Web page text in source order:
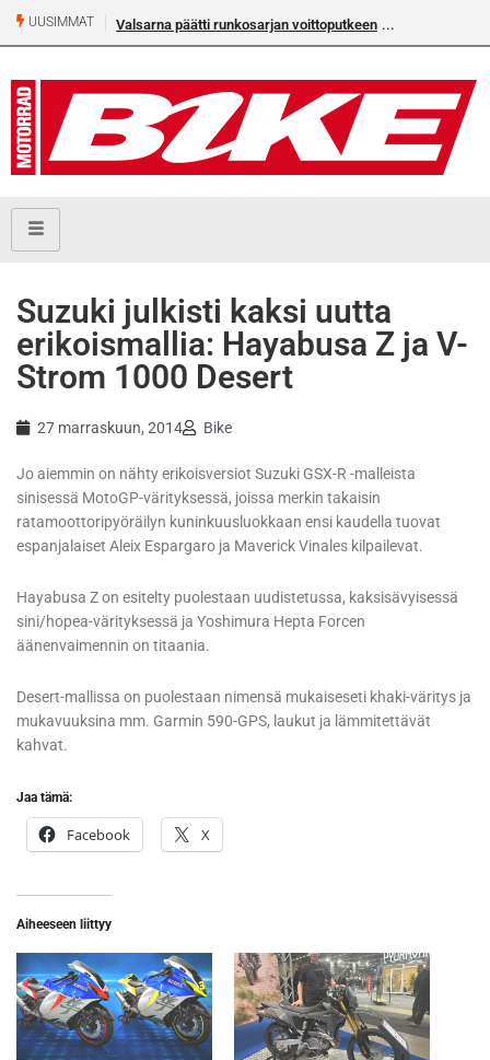
UUSIMMAT Valsarna päätti runkosarjan voittoputkeen
Suzuki julkisti kaksi uutta
erikoismallia: Hayabusa Z ja V-
Strom 1000 Desert
27 marraskuun, 2014 Bike
Jo aiemmin on nähty erikoisversiot Suzuki GSX-R -malleista
sinisessä MotoGP-värityksessä, joissa merkin takaisin
ratamoottoripyöräilyn kuninkuusluokkaan ensi kaudella tuovat
espanjalaiset Aleix Espargaro ja Maverick Vinales kilpailevat.
Hayabusa Z on esitelty puolestaan uudistetussa, kaksisävyisessä
sini/hopea-värityksessä ja Yoshimura Hepta Forcen
äänenvaimennin on titaania.
Desert-mallissa on puolestaan nimensä mukaiseseti khaki-väritys ja
mukavuuksina mm. Garmin 590-GPS, laukut ja lämmitettävät
kahvat.
Jaa tämä:
Facebook X
Aiheeseen liittyy